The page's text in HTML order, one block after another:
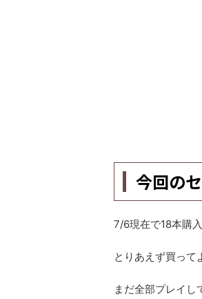
今回の
7/6現在で18本購入
とりあえず買って
まだ全部プレイし